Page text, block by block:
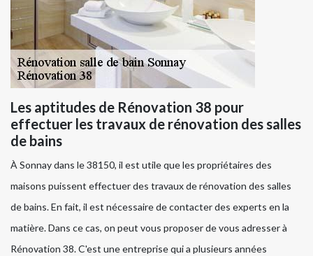
Les aptitudes de Rénovation 38 pour
effectuer les travaux de rénovation des salles
de bains
À Sonnay dans le 38150, il est utile que les propriétaires des
maisons puissent effectuer des travaux de rénovation des salles
de bains. En fait, il est nécessaire de contacter des experts en la
matière. Dans ce cas, on peut vous proposer de vous adresser à
Rénovation 38. C'est une entreprise qui a plusieurs années